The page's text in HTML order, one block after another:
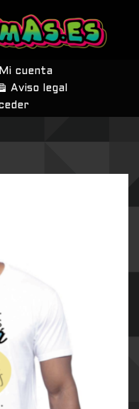
Mi cuenta
Aviso legal